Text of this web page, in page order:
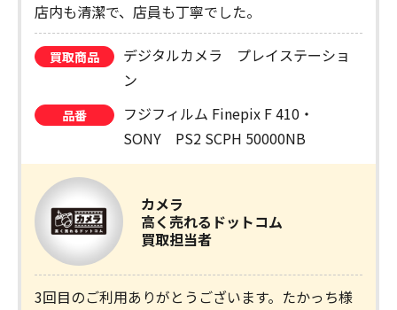
店内も清潔で、店員も丁寧でした。
買取商品
デジタルカメラ プレイステーショ
ン
品番
フジフィルム Finepix F 410・
SONY PS2 SCPH 50000NB
カメラ
高く売れるドットコム
買取担当者
3回目のご利用ありがとうございます。たかっち様